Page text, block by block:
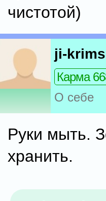
чистотой)
ji-krims
Карма
О себе
Руки мыть.
хранить.